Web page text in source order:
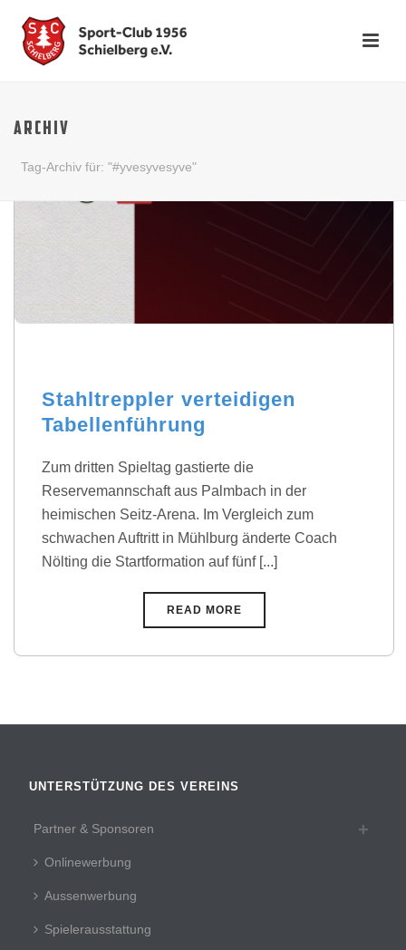
ARCHIV
Tag-Archiv für: "#yvesyvesyve"
Stahltreppler verteidigen
Tabellenführung
Zum dritten Spieltag gastierte die
Reservemannschaft aus Palmbach in der
heimischen Seitz-Arena. Im Vergleich zum
schwachen Auftritt in Mühlburg änderte Coach
Nölting die Startformation auf fünf [...]
READ MORE
UNTERSTÜTZUNG DES VEREINS
Partner & Sponsoren
Onlinewerbung
Aussenwerbung
Spielerausstattung